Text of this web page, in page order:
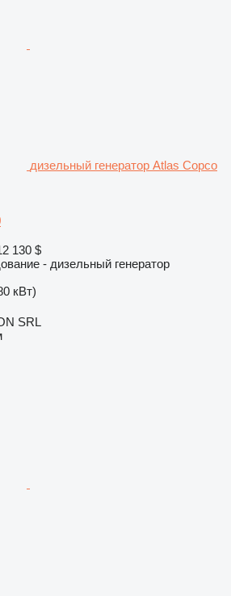
дизельный генератор Atlas Copco
130 $
- дизельный генератор
кВт)
SRL